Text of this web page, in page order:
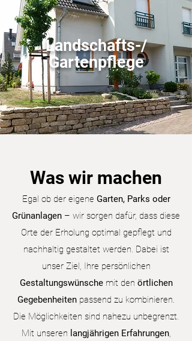
Landschafts-/
Gartenpflege
Was wir machen
Egal ob der eigene Garten, Parks oder
Grünanlagen – wir sorgen dafür, dass diese
Orte der Erholung optimal gepflegt und
nachhaltig gestaltet werden. Dabei ist
unser Ziel, Ihre persönlichen
Gestaltungswünschemit den örtlichen
Gegebenheiten passend zu kombinieren.
Die Möglichkeiten sind nahezu unbegrenzt.
Mit unseren langjährigen Erfahrungen,